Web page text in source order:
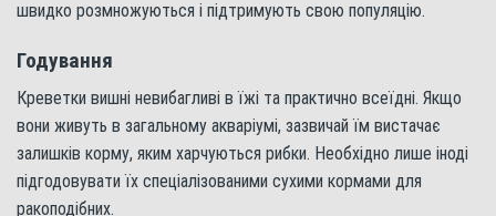
швидко розмножуються і підтримують свою популяцію.
Годування
Креветки вишні невибагливі в їжі та практично всеїдні. Якщо
вони живуть в загальному акваріумі, зазвичай їм вистачає
залишків корму, яким харчуються рибки. Необхідно лише іноді
підгодовувати їх спеціалізованими сухими кормами для
ракоподібних.